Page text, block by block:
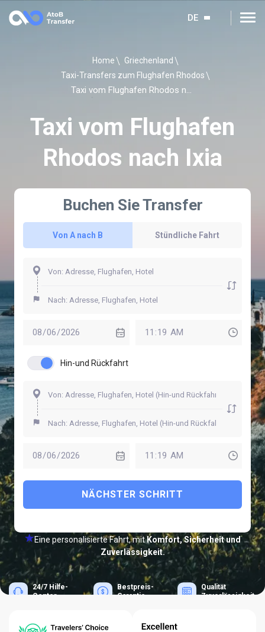
DE
Home
Griechenland
Taxi-Transfers zum Flughafen Rhodos
Taxi vom Flughafen Rhodos nach Ixia
Taxi vom Flughafen
Rhodos nach Ixia
Buchen Sie Transfer
Von A nach B Stündliche Fahrt
Hin-und Rückfahrt
NÄCHSTER SCHRITT
Eine personalisierte Fahrt, mitKomfort, Sicherheit und
Zuverlässigkeit.
24/7 Hilfe-
Center
Bestpreis-
Garantie
Qualität
Zuverlässigkeit